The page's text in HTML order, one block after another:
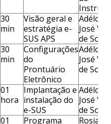
30
min
Visão geral e
estratégia e-
SUS APS
Adélcio
José
de
30
min
Configurações
do
Prontuário
Eletrônico
Adélcio
José
de
01
hora
Implantação e
instalação do
e-SUS
Adélcio
José
de
01
Programa
Rosiane